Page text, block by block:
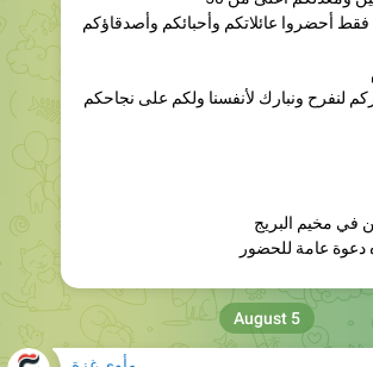
لنفرح ونبارك لأنفسنا ولكم على نجاحكم
في مخيم البريج
عامة للحضور
مأوى غزة
من غزة